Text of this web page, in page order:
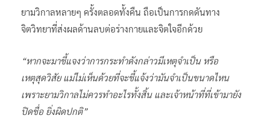
ยามวิกาลหลายๆ ครั้งตลอดทั้งคืน ถือเป็นการกดดันทาง
จิตวิทยาที่ส่งผลด้านลบต่อร่างกายและจิตใจอีกด้วย
“หากจะมาชี้แจงว่าการกระทำดังกล่าวมีเหตุจำเป็น หรือ
เหตุสุดวิสัย แม่ไม่เห็นด้วยที่จะชี้แจ้งว่ามันจำเป็นขนาดไหน
เพราะยามวิกาลไม่ควรทำอะไรทั้งสิ้น และเจ้าหน้าที่ที่เข้ามายัง
ปิดชื่อ ยิ่งผิดปกติ”